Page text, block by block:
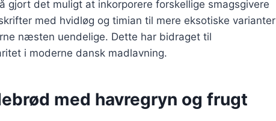
gjort det muligt at inkorporere forskellige smagsgivere
med hvidløg og timian til mere eksotiske varianter
næsten uendelige. Dette har bidraget til
i moderne dansk madlavning.
med havregryn og frugt